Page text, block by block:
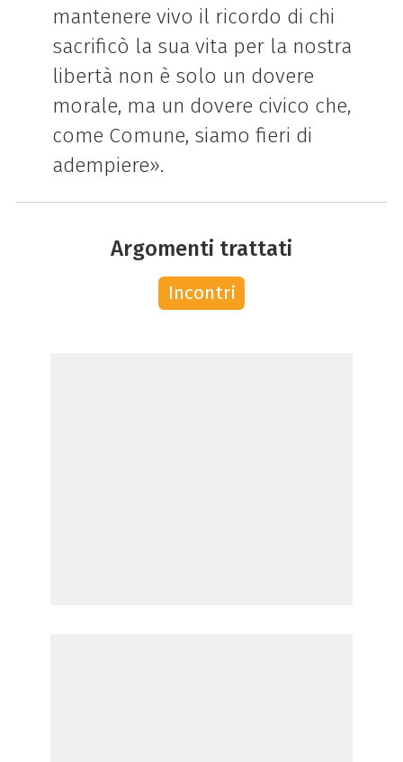
mantenere vivo il ricordo di chi
sacrificò la sua vita per la nostra
libertà non è solo un dovere
morale, ma un dovere civico che,
come Comune, siamo fieri di
adempiere».
Argomenti trattati
Incontri